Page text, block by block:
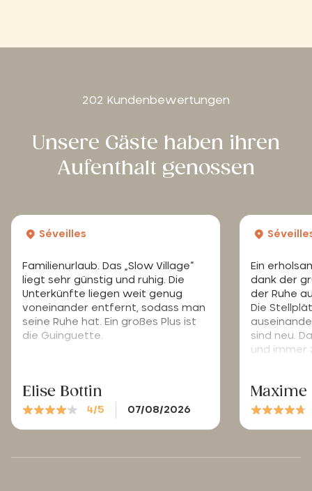
202 Kundenbewertungen
Unsere Gäste haben ihren
Aufenthalt genossen
Séveilles
Familienurlaub. Das „Slow Village“
liegt sehr günstig und ruhig. Die
Unterkünfte liegen weit genug
voneinander entfernt, sodass man
seine Ruhe hat. Ein großes Plus ist
die Guinguette.
Elise Bottin
4/5 07/08/2026
Ein
dank der
der Ruhe
Die
sind neu.
und immer
Maxime